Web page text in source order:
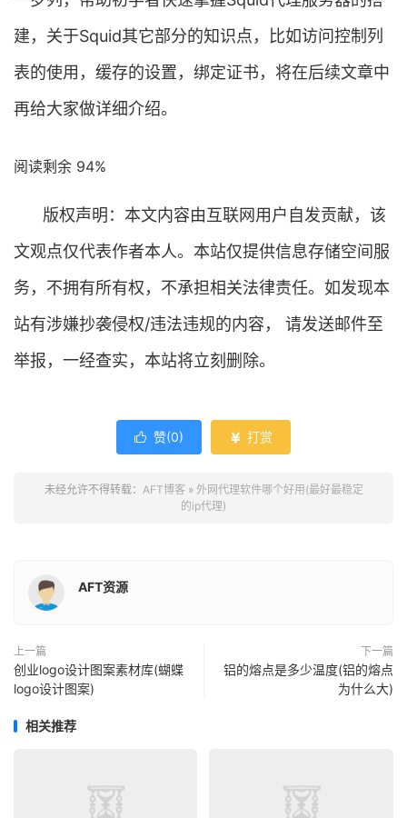
建，关于Squid其它部分的知识点，比如访问控制列
表的使用，缓存的设置，绑定证书，将在后续文章中
再给大家做详细介绍。
阅读剩余 94%
版权声明：本文内容由互联网用户自发贡献，该
文观点仅代表作者本人。本站仅提供信息存储空间服
务，不拥有所有权，不承担相关法律责任。如发现本
站有涉嫌抄袭侵权/违法违规的内容， 请发送邮件至
举报，一经查实，本站将立刻删除。
 赞(0)  打赏
未经允许不得转载： AFT博客 » 外网代理软件哪个好用(最好最稳定
的ip代理)
AFT资源
上一篇
创业logo设计图案素材库(蝴蝶
logo设计图案)
下一篇
铝的熔点是多少温度(铝的熔点
为什么大)
相关推荐